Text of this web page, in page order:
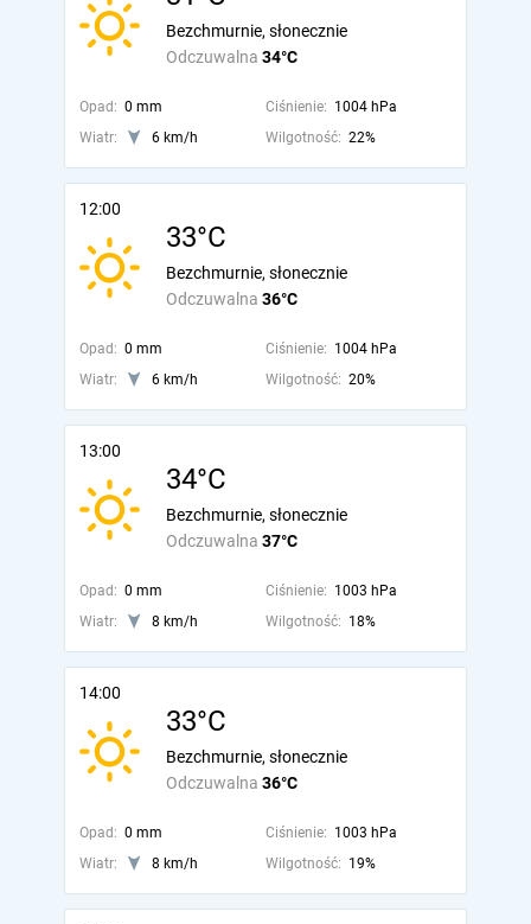
Odczuwalna 34°C
Bezchmurnie, słonecznie
Opad: 0 mm Ciśnienie: 1004 hPa
Wiatr:
6 km/h Wilgotność: 22%
12:00
33°C
Odczuwalna 36°C
Bezchmurnie, słonecznie
Opad: 0 mm Ciśnienie: 1004 hPa
Wiatr:
6 km/h Wilgotność: 20%
13:00
34°C
Odczuwalna 37°C
Bezchmurnie, słonecznie
Opad: 0 mm Ciśnienie: 1003 hPa
Wiatr:
8 km/h Wilgotność: 18%
14:00
33°C
Odczuwalna 36°C
Bezchmurnie, słonecznie
Opad: 0 mm Ciśnienie: 1003 hPa
Wiatr:
8 km/h Wilgotność: 19%